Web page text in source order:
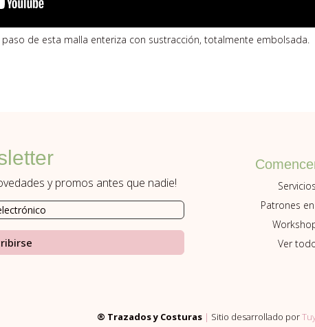
de esta malla enteriza con sustracción, totalmente embolsada.
y promos antes que nadie!
Servicios
Patrones en
Ver
® Trazados y Costuras | Sitio desarrollado por